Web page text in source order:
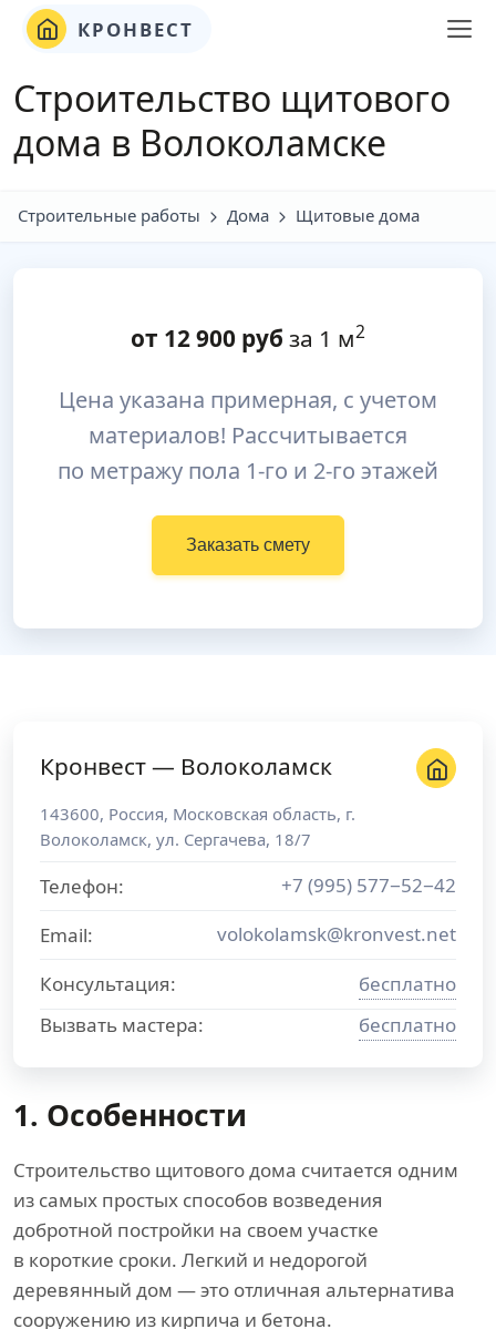
КРОНВЕСТ
Строительство щитового
дома в Волоколамске
Строительные работы Дома Щитовые дома
от 12 900 руб за 1 м2
Цена указана примерная, с учетом
материалов! Рассчитывается
по метражу пола 1-го и 2-го этажей
Заказать смету
1. Особенности
Строительство щитового дома считается одним
из самых простых способов возведения
добротной постройки на своем участке
в короткие сроки. Легкий и недорогой
деревянный дом — это отличная альтернатива
сооружению из кирпича и бетона.
Кронвест — Волоколамск
143600, Россия, Московская область, г.
Волоколамск, ул. Сергачева, 18/7
Телефон:
+7 (995) 577−52−42
Email:
volokolamsk@kronvest.net
Консультация:
бесплатно
Вызвать мастера:
бесплатно